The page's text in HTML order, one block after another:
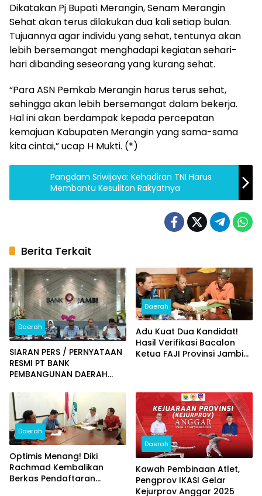
Dikatakan Pj Bupati Merangin, Senam Merangin
Sehat akan terus dilakukan dua kali setiap bulan.
Tujuannya agar individu yang sehat, tentunya akan
lebih bersemangat menghadapi kegiatan sehari-
hari dibanding seseorang yang kurang sehat.
“Para ASN Pemkab Merangin harus terus sehat,
sehingga akan lebih bersemangat dalam bekerja.
Hal ini akan berdampak kepada percepatan
kemajuan Kabupaten Merangin yang sama-sama
kita cintai,” ucap H Mukti. (*)
Pangdam Sriwijaya: Kehadiran TNI Harus
Membantu Kesulitan Rakyatnya
Berita Terkait
Daerah
SIARAN PERS / PERNYATAAN
RESMI PT BANK
PEMBANGUNAN DAERAH
Daerah
Adu Kuat Dua Kandidat!
Hasil Verifikasi Bacalon
Ketua FAJI Provinsi Jambi
Daerah
Optimis Menang! Diki
Rachmad Kembalikan
Berkas Pendaftaran
Daerah
Kawah Pembinaan Atlet,
Pengprov IKASI Gelar
Kejurprov Anggar 2025